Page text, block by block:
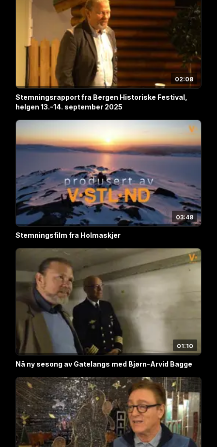
02:08
Stemningsrapport fra Bergen Historiske Festival,
helgen 13.-14. september 2025
03:48
Stemningsfilm fra Holmaskjer
01:10
Nå ny sesong av Gatelangs med Bjørn-Arvid Bagge